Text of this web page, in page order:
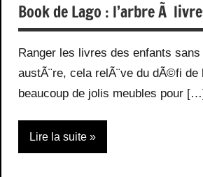
Book de Lago : l’arbre Ã
Ranger les livres des enfants
austÃ¨re, cela relÃ¨ve du dÃ©fi
beaucoup de jolis meubles pour
Lire la suite